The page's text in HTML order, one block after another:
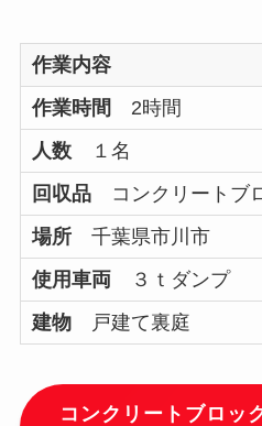
作業内容
作業時間 2時間
人数１名
回収品コンクリートブ
場所千葉県市川市
使用車両 ３ｔダンプ
建物戸建て裏庭
コンクリートブロッ